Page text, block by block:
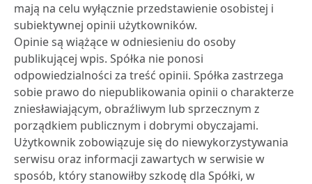
mają na celu wyłącznie przedstawienie osobistej i
subiektywnej opinii użytkowników.
Opinie są wiążące w odniesieniu do osoby
publikującej wpis. Spółka nie ponosi
odpowiedzialności za treść opinii. Spółka zastrzega
sobie prawo do niepublikowania opinii o charakterze
zniesławiającym, obraźliwym lub sprzecznym z
porządkiem publicznym i dobrymi obyczajami.
Użytkownik zobowiązuje się do niewykorzystywania
serwisu oraz informacji zawartych w serwisie w
sposób, który stanowiłby szkodę dla Spółki, w